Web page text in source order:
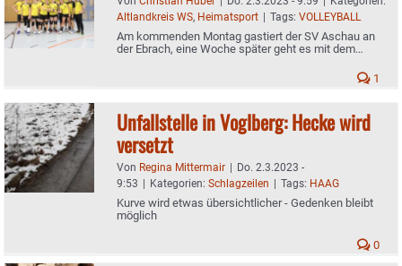
Altlandkreis WS, Heimatsport | Tags: VOLLEYBALL
Am kommenden Montag gastiert der SV Aschau an
der Ebrach, eine Woche später geht es mit dem
1
Unfallstelle in Voglberg: Hecke wird
versetzt
Von Regina Mittermair | Do. 2.3.2023 -
9:53 | Kategorien: Schlagzeilen | Tags: HAAG
Kurve wird etwas übersichtlicher - Gedenken bleibt
möglich
0